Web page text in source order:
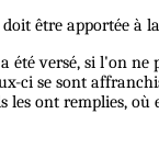
être apportée à
été versé, si l'on ne
ci se sont
les ont remplies, où